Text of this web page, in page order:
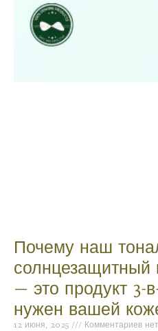
Почему наш
— это продукт 3-
нужен вашей
12 июня, 2025 Комментариев нет